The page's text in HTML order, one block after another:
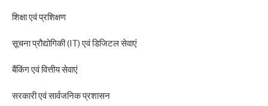
शिक्षा एवं प्रशिक्षण
सूचना प्रौद्योगिकी (IT) एवं डिजिटल सेवाएं
बैंकिंग एवं वित्तीय सेवाएं
सरकारी एवं सार्वजनिक प्रशासन